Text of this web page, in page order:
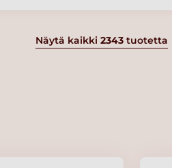
Näytä kaikki 2343 tuotetta